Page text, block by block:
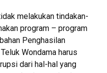
melakukan tindakan-
program – program
Penghasilan
Wondama harus
dari hal-hal yang